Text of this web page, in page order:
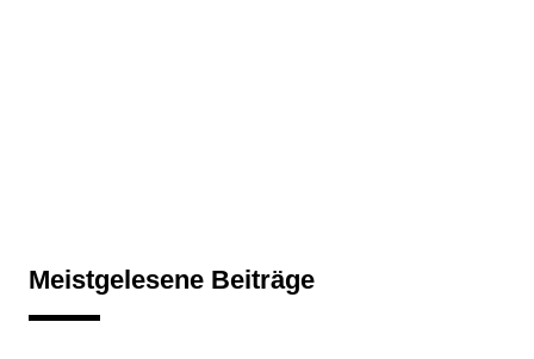
Meistgelesene Beiträge